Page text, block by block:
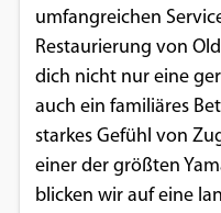
umfangreichen
Restaurierung von
dich nicht nur eine
auch ein familiäres
starkes Gefühl von
einer der größten
blicken wir auf eine